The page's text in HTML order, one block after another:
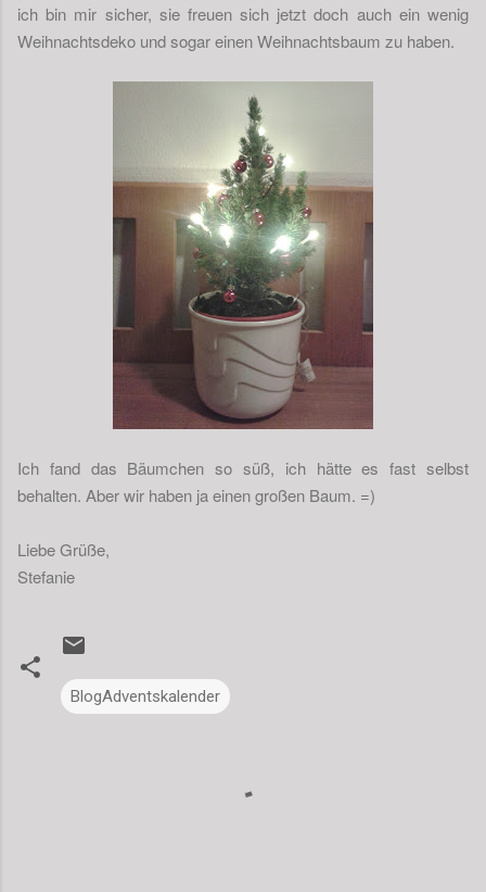
ich bin mir sicher, sie freuen sich jetzt doch auch ein wenig
Weihnachtsdeko und sogar einen Weihnachtsbaum zu haben.
Ich fand das Bäumchen so süß, ich hätte es fast selbst
behalten. Aber wir haben ja einen großen Baum. =)
Liebe Grüße,
Stefanie
BlogAdventskalender